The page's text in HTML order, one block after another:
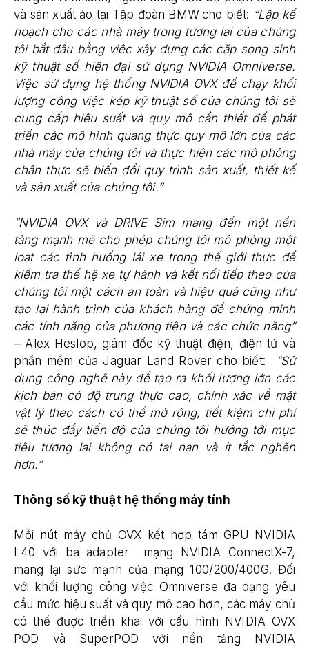
và sản xuất ảo tại Tập đoàn BMW cho biết: “Lập kế
hoạch cho các nhà máy trong tương lai của chúng
tôi bắt đầu bằng việc xây dựng các cặp song sinh
kỹ thuật số hiện đại sử dụng NVIDIA Omniverse.
Việc sử dụng hệ thống NVIDIA OVX để chạy khối
lượng công việc kép kỹ thuật số của chúng tôi sẽ
cung cấp hiệu suất và quy mô cần thiết để phát
triển các mô hình quang thực quy mô lớn của các
nhà máy của chúng tôi và thực hiện các mô phỏng
chân thực sẽ biến đổi quy trình sản xuất, thiết kế
và sản xuất của chúng tôi.”
“NVIDIA OVX và DRIVE Sim mang đến một nền
tảng mạnh mẽ cho phép chúng tôi mô phỏng một
loạt các tình huống lái xe trong thế giới thực để
kiểm tra thế hệ xe tự hành và kết nối tiếp theo của
chúng tôi một cách an toàn và hiệu quả cũng như
tạo lại hành trình của khách hàng để chứng minh
các tính năng của phương tiện và các chức năng”
– Alex Heslop, giám đốc kỹ thuật điện, điện tử và
phần mềm của Jaguar Land Rover cho biết:
“Sử
dụng công nghệ này để tạo ra khối lượng lớn các
kịch bản có độ trung thực cao, chính xác về mặt
vật lý theo cách có thể mở rộng, tiết kiệm chi phí
sẽ thúc đẩy tiến độ của chúng tôi hướng tới mục
tiêu tương lai không có tai nạn và ít tắc nghẽn
hơn.”
Thông số kỹ thuật hệ thống máy tính
Mỗi nút máy chủ OVX kết hợp tám GPU NVIDIA
L40 với ba adapter mạng NVIDIA ConnectX-7,
mang lại sức mạnh của mạng 100/200/400G. Đối
với khối lượng công việc Omniverse đa dạng yêu
cầu mức hiệu suất và quy mô cao hơn, các máy chủ
có thể được triển khai với cấu hình NVIDIA OVX
POD và SuperPOD với nền tảng NVIDIA